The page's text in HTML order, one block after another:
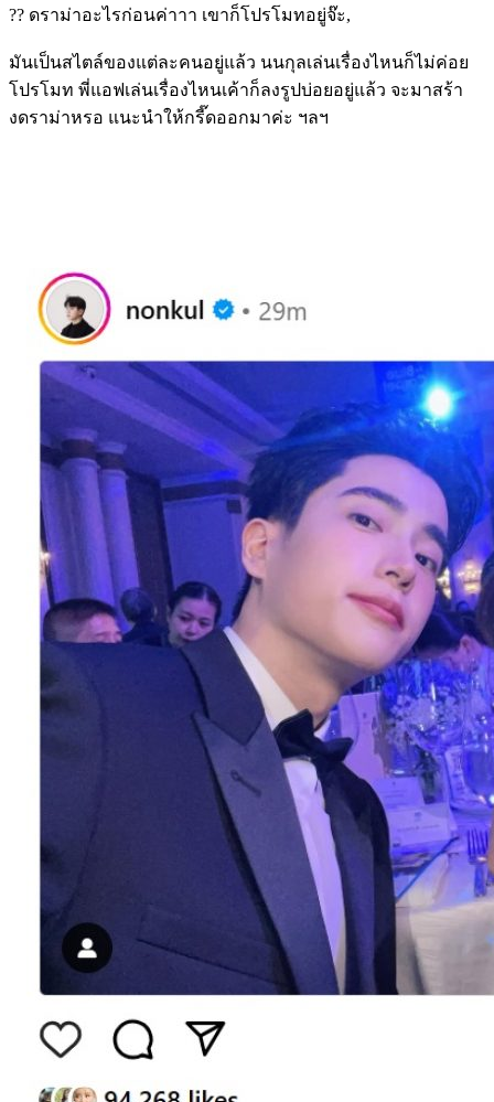
?? ดราม่าอะไรก่อนค่าาา เขาก็โปรโมทอยู่จ๊ะ,
มันเป็นสไตล์ของแต่ละคนอยู่แล้ว นนกุลเล่นเรื่องไหนก็ไม่ค่อย
โปรโมท พี่แอฟเล่นเรื่องไหนเค้าก็ลงรูปบ่อยอยู่แล้ว จะมาสร้า
งดราม่าหรอ แนะนำให้กรี๊ดออกมาค่ะ ฯลฯ